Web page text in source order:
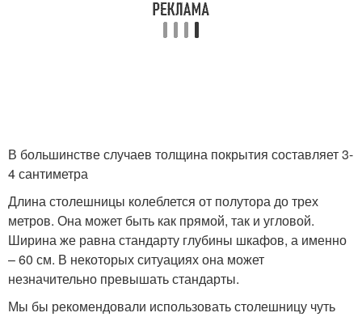
В большинстве случаев толщина покрытия составляет 3-
4 сантиметра
Длина столешницы колеблется от полутора до трех
метров. Она может быть как прямой, так и угловой.
Ширина же равна стандарту глубины шкафов, а именно
– 60 см. В некоторых ситуациях она может
незначительно превышать стандарты.
Мы бы рекомендовали использовать столешницу чуть